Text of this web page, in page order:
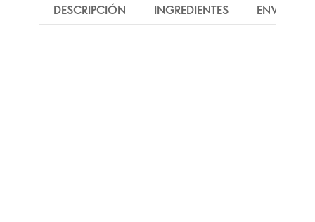
DESCRIPCIÓN INGREDIENTES ENVÍO